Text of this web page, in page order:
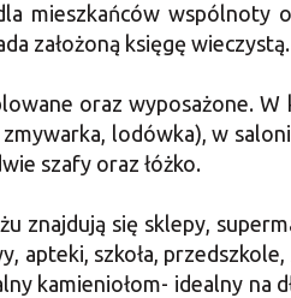
mieszkańców wspólnoty
założoną księgę wieczystą.
oraz wyposażone. W
lodówka), w
szafy oraz łóżko.
znajdują się sklepy,
szkoła, przedszkole,
kamieniołom- idealny na